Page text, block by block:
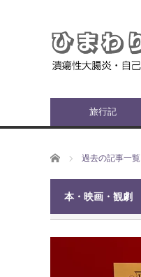
旅行記
ホーム 過去の記事一覧
本・映画・観劇